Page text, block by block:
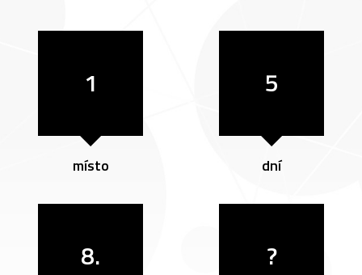
1
místo
5
dní
8. ?